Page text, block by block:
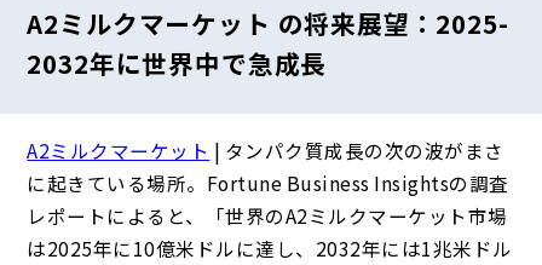
A2ミルクマーケット の将来展望：2025-
2032年に世界中で急成長
A2ミルクマーケット | タンパク質成長の次の波がまさ
に起きている場所。Fortune Business Insightsの調査
レポートによると、「世界のA2ミルクマーケット市場
は2025年に10億米ドルに達し、2032年には1兆米ドル